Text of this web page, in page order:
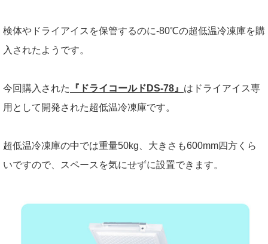
検体やドライアイスを保管するのに-80℃の超低温冷凍庫を購
入されたようです。
今回購入された 『ドライコールドDS-78』 はドライアイス専
用として開発された超低温冷凍庫です。
超低温冷凍庫の中では重量50kg、大きさも600mm四方くら
いですので、スペースを気にせずに設置できます。